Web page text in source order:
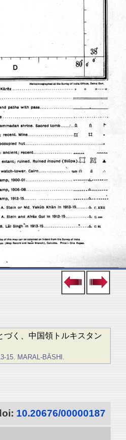
く、中国領トルキスタン
15. MARAL-BĀSHI.
10.20676/00000187